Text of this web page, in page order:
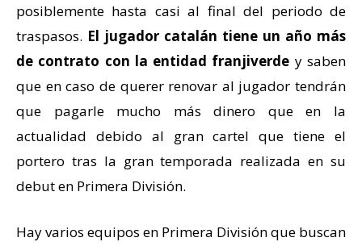
posiblemente hasta casi al final del periodo de
traspasos. El jugador catalán tiene un año más
de contrato con la entidad franjiverde y saben
que en caso de querer renovar al jugador tendrán
que pagarle mucho más dinero que en la
actualidad debido al gran cartel que tiene el
portero tras la gran temporada realizada en su
debut en Primera División.
Hay varios equipos en Primera División que buscan